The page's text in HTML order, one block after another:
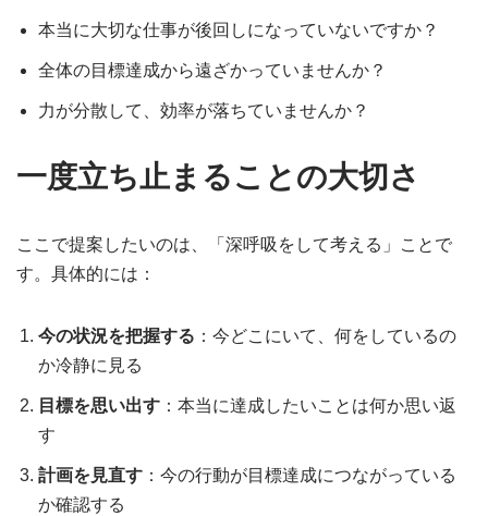
本当に大切な仕事が後回しになっていないですか？
全体の目標達成から遠ざかっていませんか？
力が分散して、効率が落ちていませんか？
一度立ち止まることの大切さ
ここで提案したいのは、「深呼吸をして考える」ことで
す。具体的には：
今の状況を把握する ：今どこにいて、何をしているの
か冷静に見る
目標を思い出す ：本当に達成したいことは何か思い返
す
計画を見直す ：今の行動が目標達成につながっている
か確認する